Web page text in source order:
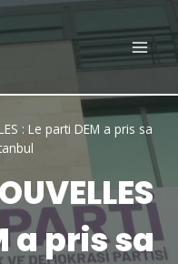
: Le parti DEM a pris sa
a pris sa